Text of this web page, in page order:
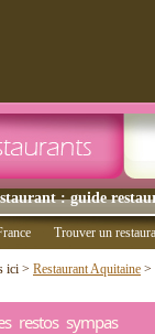
: guide
Trouver un
ici > Restaurant Aquitaine >
restos sympas